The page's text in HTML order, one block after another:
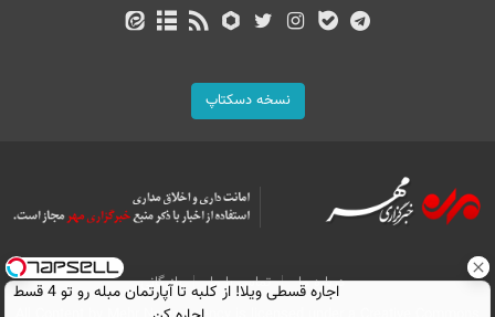
نسخه دسکتاپ
درباره ما تماس با ما
بازرگانی
اجاره‌ قسطی ویلا! از کلبه تا آپارتمان مبله رو تو 4 قسط